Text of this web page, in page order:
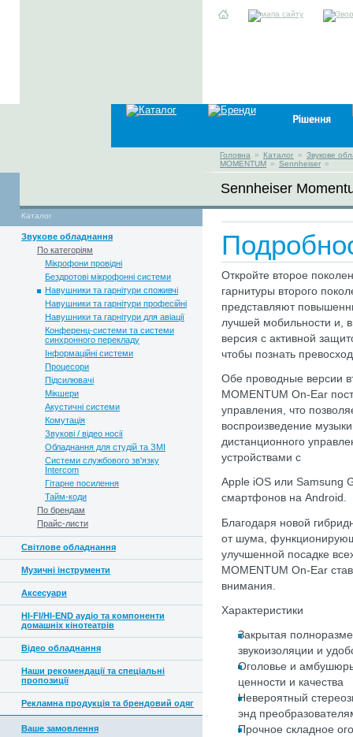
Головна » Каталог » Звукове
MOMENTUM » Sennheiser »
Sennheiser
Каталог
Звукове обладнання
По категоріям
Мікрофони провідні
Бездротові мікрофонні системи
Навушники та гарнітури споживчі
Навушники та гарнітури професійні
Навушники та гарнітури для авіації
Конференц-системи та системи
синхронного перекладу
Інформаційні системи
Процесори
Підсилювачі
Мікшери
Акустичні системи
Комутація
Звукові / відео носії
Обладнання для студій та ЗМІ
Системи службового зв'язку
Intercom
Гітарне посилення
Тайм-коди
По брендам
Прайс-листи
Світлове обладнання
Музичні інструменти
Аксесуари
HI-FI/HI-END аудіо та компоненти
домашніх кінотеатрів
Відео обладнання
Наши рекомендації та спеціальні
пропозиції
Рекламна продукція та брендовий одяг
Ваше замовлення
Откройте второе
гарнитуры второго
представляют
лучшей мобильности и,
версия с активной
чтобы познать
Обе проводные версии
MOMENTUM On-Ear
управления, что
воспроизведение
дистанционного
устройствами с
Apple iOS или Samsung
смартфонов на Android.
Благодаря новой
от шума,
улучшенной посадке
MOMENTUM On-Ear
внимания.
Характеристики
Закрытая
звукоизоляции и
Оголовье и
ценности и качества
Невероятный
энд
Прочное складное